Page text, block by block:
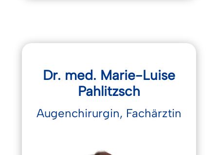
Dr. med. Marie-Luise
Pahlitzsch
Augenchirurgin, Fachärztin